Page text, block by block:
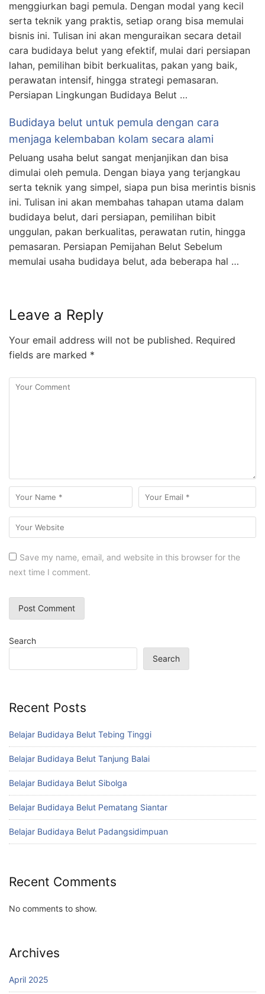
menggiurkan bagi pemula. Dengan modal yang kecil
serta teknik yang praktis, setiap orang bisa memulai
bisnis ini. Tulisan ini akan menguraikan secara detail
cara budidaya belut yang efektif, mulai dari persiapan
lahan, pemilihan bibit berkualitas, pakan yang baik,
perawatan intensif, hingga strategi pemasaran.
Persiapan Lingkungan Budidaya Belut …
Budidaya belut untuk pemula dengan cara
menjaga kelembaban kolam secara alami
Peluang usaha belut sangat menjanjikan dan bisa
dimulai oleh pemula. Dengan biaya yang terjangkau
serta teknik yang simpel, siapa pun bisa merintis bisnis
ini. Tulisan ini akan membahas tahapan utama dalam
budidaya belut, dari persiapan, pemilihan bibit
unggulan, pakan berkualitas, perawatan rutin, hingga
pemasaran. Persiapan Pemijahan Belut Sebelum
memulai usaha budidaya belut, ada beberapa hal …
Leave a Reply
Your email address will not be published. Required
fields are marked *
Save my name, email, and website in this browser for the
next time I comment.
Search
Search
Recent Posts
Belajar Budidaya Belut Tebing Tinggi
Belajar Budidaya Belut Tanjung Balai
Belajar Budidaya Belut Sibolga
Belajar Budidaya Belut Pematang Siantar
Belajar Budidaya Belut Padangsidimpuan
Recent Comments
No comments to show.
Archives
April 2025